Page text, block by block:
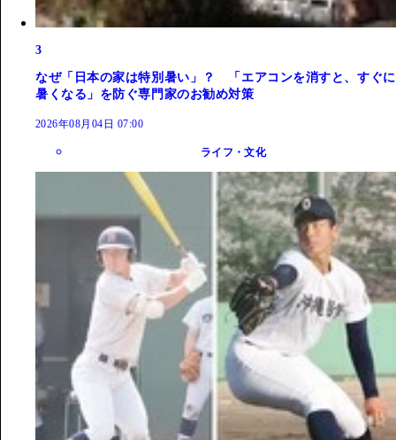
3
なぜ「日本の家は特別暑い」？ 「エアコンを消すと、すぐに
暑くなる」を防ぐ専門家のお勧め対策
2026年08月04日 07:00
ライフ・文化